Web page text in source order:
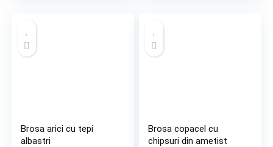
Brosa arici cu tepi
albastri
Brosa copacel cu
chipsuri din ametist